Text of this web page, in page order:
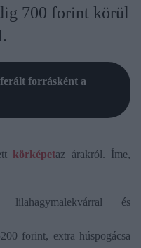
700 forint körül
forrásként a
körképetaz árakról. Íme,
és
forint, extra húspogácsa